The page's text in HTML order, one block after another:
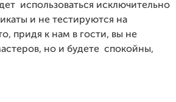
использоваться исключительно
и не тестируются на
придя к нам в гости, вы не
но и будете спокойны,